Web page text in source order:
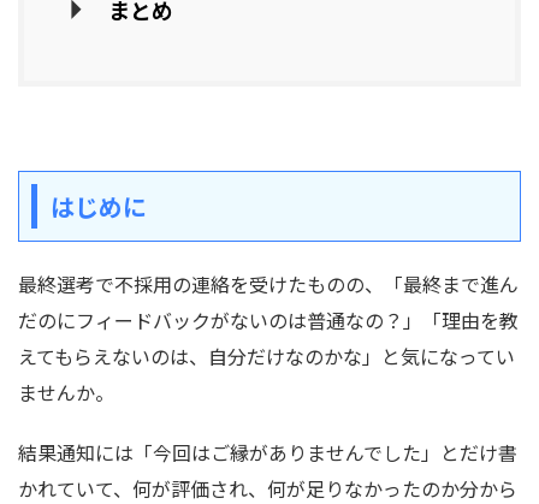
まとめ
はじめに
最終選考で不採用の連絡を受けたものの、「最終まで進ん
だのにフィードバックがないのは普通なの？」「理由を教
えてもらえないのは、自分だけなのかな」と気になってい
ませんか。
結果通知には「今回はご縁がありませんでした」とだけ書
かれていて、何が評価され、何が足りなかったのか分から